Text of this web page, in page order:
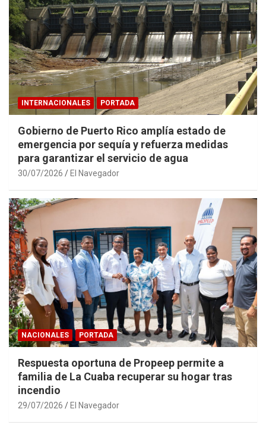
INTERNACIONALES PORTADA
Gobierno de Puerto Rico amplía estado de
emergencia por sequía y refuerza medidas
para garantizar el servicio de agua
30/07/2026 El Navegador
NACIONALES PORTADA
Respuesta oportuna de Propeep permite a
familia de La Cuaba recuperar su hogar tras
incendio
29/07/2026 El Navegador